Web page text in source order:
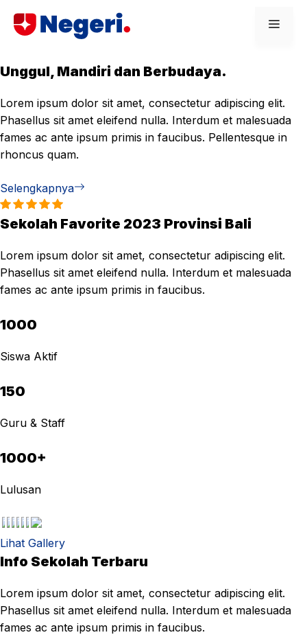
Unggul, Mandiri dan Berbudaya.
Lorem ipsum dolor sit amet, consectetur adipiscing elit.
Phasellus sit amet eleifend nulla. Interdum et malesuada
fames ac ante ipsum primis in faucibus. Pellentesque in
rhoncus quam.
Selengkapnya
Sekolah Favorite 2023 Provinsi Bali
Lorem ipsum dolor sit amet, consectetur adipiscing elit.
Phasellus sit amet eleifend nulla. Interdum et malesuada
fames ac ante ipsum primis in faucibus.
1000
Siswa Aktif
150
Guru & Staff
1000+
Lulusan
Lihat Gallery
Info Sekolah Terbaru
Lorem ipsum dolor sit amet, consectetur adipiscing elit.
Phasellus sit amet eleifend nulla. Interdum et malesuada
fames ac ante ipsum primis in faucibus.